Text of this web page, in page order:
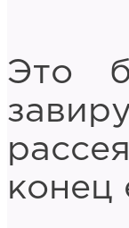
Это
конец